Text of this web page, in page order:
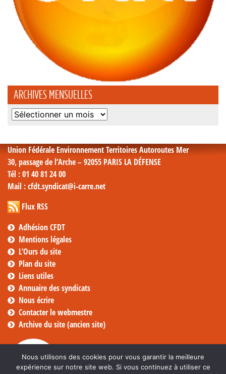
ARCHIVES MENSUELLES
Archives
Union Fédérale Environnement Territoires Autoroutes Mer
30, passage de l’Arche – 92055 PARIS LA DÉFENSE
Tél : 01 40 81 24 00
Mail : cfdt.syndicat@i-carre.net
Flux RSS
Adhésion CFDT
Mentions légales
L’Ours du site
Plan du site
Liens utiles
Annuaire des syndicats
Nous écrire
Contacter le webmestre
Archive du site (ancien site)
Nous utilisons des cookies pour vous garantir la meilleure
expérience sur notre site web. Si vous continuez à utiliser ce